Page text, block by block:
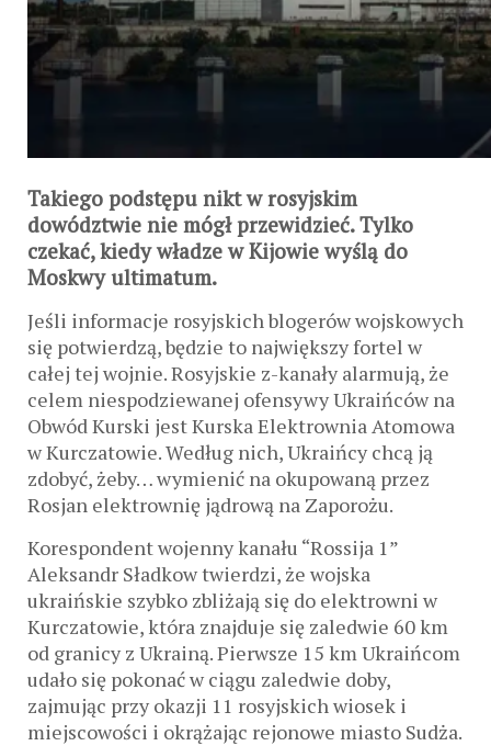
Takiego podstępu nikt w rosyjskim
dowództwie nie mógł przewidzieć. Tylko
czekać, kiedy władze w Kijowie wyślą do
Moskwy ultimatum.
Jeśli informacje rosyjskich blogerów wojskowych
się potwierdzą, będzie to największy fortel w
całej tej wojnie. Rosyjskie z-kanały alarmują, że
celem niespodziewanej ofensywy Ukraińców na
Obwód Kurski jest Kurska Elektrownia Atomowa
w Kurczatowie. Według nich, Ukraińcy chcą ją
zdobyć, żeby… wymienić na okupowaną przez
Rosjan elektrownię jądrową na Zaporożu.
Korespondent wojenny kanału “Rossija 1”
Aleksandr Sładkow twierdzi, że wojska
ukraińskie szybko zbliżają się do elektrowni w
Kurczatowie, która znajduje się zaledwie 60 km
od granicy z Ukrainą. Pierwsze 15 km Ukraińcom
udało się pokonać w ciągu zaledwie doby,
zajmując przy okazji 11 rosyjskich wiosek i
miejscowości i okrążając rejonowe miasto Sudża.